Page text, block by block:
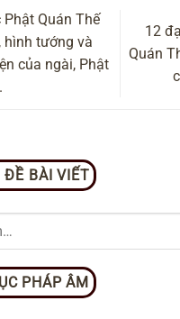
Phật Quán Thế
hình tướng và
của ngài, Phật
12
Quán
ĐỀ BÀI VIẾT
PHÁP ÂM